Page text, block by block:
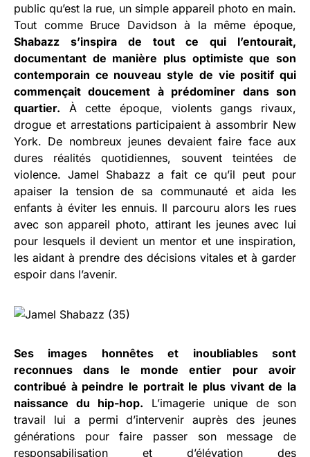
public qu’est la rue, un simple appareil photo en main.
Tout comme Bruce Davidson à la même époque,
Shabazz s’inspira de tout ce qui l’entourait,
documentant de manière plus optimiste que son
contemporain ce nouveau style de vie positif qui
commençait doucement à prédominer dans son
quartier. À cette époque, violents gangs rivaux,
drogue et arrestations participaient à assombrir New
York. De nombreux jeunes devaient faire face aux
dures réalités quotidiennes, souvent teintées de
violence. Jamel Shabazz a fait ce qu’il peut pour
apaiser la tension de sa communauté et aida les
enfants à éviter les ennuis. Il parcouru alors les rues
avec son appareil photo, attirant les jeunes avec lui
pour lesquels il devient un mentor et une inspiration,
les aidant à prendre des décisions vitales et à garder
espoir dans l’avenir.
Ses images honnêtes et inoubliables sont
reconnues dans le monde entier pour avoir
contribué à peindre le portrait le plus vivant de la
naissance du hip-hop. L’imagerie unique de son
travail lui a permi d’intervenir auprès des jeunes
générations pour faire passer son message de
responsabilisation et d’élévation des